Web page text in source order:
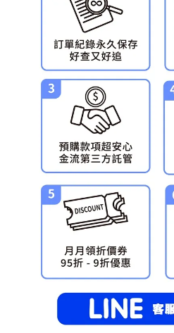
東海門市自取，需自備購物袋取貨唷。